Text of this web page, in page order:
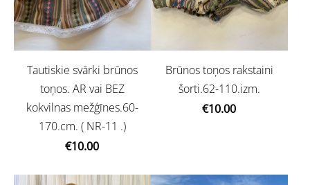
Tautiskie svārki brūnos
toņos. AR vai BEZ
kokvilnas mežģīnes.60-
170.cm. ( NR-11 .)
€10.00
Brūnos toņos rakstaini
šorti.62-110.izm.
€10.00